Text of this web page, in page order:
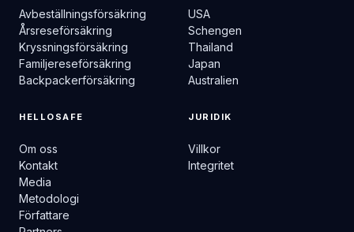
Avbeställningsförsäkring
Årsreseförsäkring
Kryssningsförsäkring
Familjereseförsäkring
Backpackerförsäkring
USA
Schengen
Thailand
Japan
Australien
HELLOSAFE
Om oss
Kontakt
Media
Metodologi
Författare
JURIDIK
Villkor
Integritet